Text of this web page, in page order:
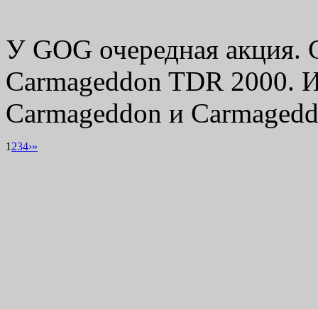
У GOG очередная акция.
Carmageddon TDR 2000.
Carmageddon и
1 234›»